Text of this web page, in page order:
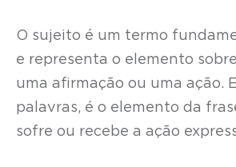
O sujeito é um termo
e representa o elemento
uma afirmação ou uma ação.
palavras, é o elemento da
sofre ou recebe a ação